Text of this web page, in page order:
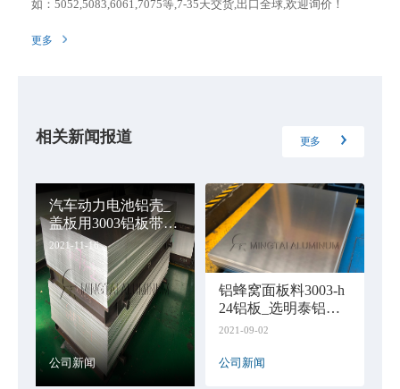
如：5052,5083,6061,7075等,7-35天交货,出口全球,欢迎询价！
更多
相关新闻报道 更多
汽车动力电池铝壳_
盖板用3003铝板带供
应商报价
2021-11-16
公司新闻
铝蜂窝面板料3003-h
24铝板_选明泰铝业_
厂家直销_价格优惠
2021-09-02
公司新闻